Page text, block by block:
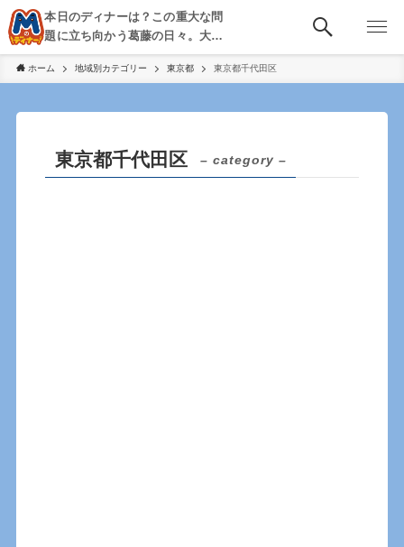
本日のディナーは？この重大な問
題に立ち向かう葛藤の日々。大
阪・京都・神戸を中心とした食べ
歩き、飲み歩きを綴る。
ホーム 地域別カテゴリー 東京都 東京都千代田区
東京都千代田区 – category –